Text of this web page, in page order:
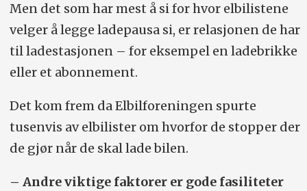
Men det som har mest å si for hvor el­bilistene
velger å legge ladepausa si, er relasjonen de har
til ladestasjonen – for eksempel en lade­brikke
eller et abonnement.
Det kom frem da Elbil­foreningen spurte
tusenvis av elbilister om hvorfor de stopper der
de gjør når de skal lade bilen.
– Andre viktige faktorer er gode fasiliteter